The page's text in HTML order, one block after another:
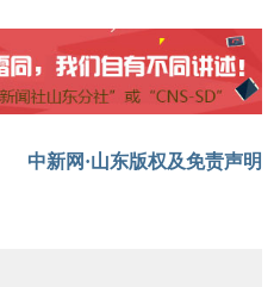
中新网·山东版权及免责声明